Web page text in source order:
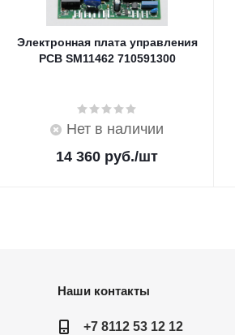
Электронная плата управления
PCB SM11462 710591300
Нет в наличии
14 360 руб./шт
Наши контакты
+7 8112 53 12 12